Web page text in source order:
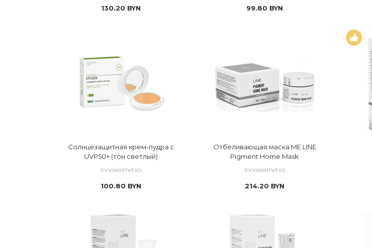
130.20 BYN 99.80 BYN
Солнцезащитная крем-пудра с
UVP50+ (тон светлый)
Innoaesthetics
100.80 BYN
Отбеливающая маска ME LINE
Pigment Home Mask
Innoaesthetics
214.20 BYN